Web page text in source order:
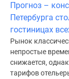
Прогноз –
Петербурга
гостиницах
Рынок
непростые
снижается,
тарифов